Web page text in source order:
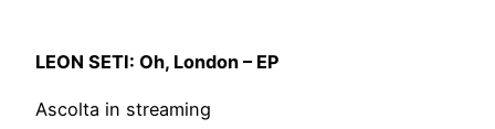
LEON SETI: Oh, London – EP
Ascolta in streaming